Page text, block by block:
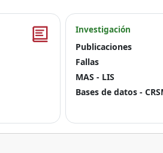
Investigación
Publicaciones
Fallas
MAS - LIS
Bases de datos -